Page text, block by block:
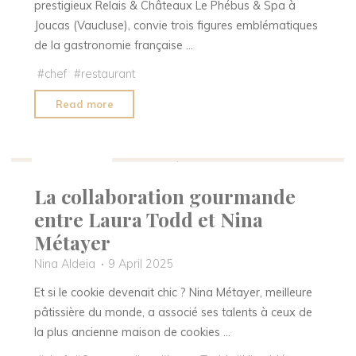
prestigieux Relais & Châteaux Le Phébus & Spa à
Joucas (Vaucluse), convie trois figures emblématiques
de la gastronomie française …
#chef #restaurant
Read more
Dîner
en
La collaboration gourmande
entre Laura Todd et Nina
Métayer
Nina Aldeia
9 April 2025
Et si le cookie devenait chic ? Nina Métayer, meilleure
pâtissière du monde, a associé ses talents à ceux de
la plus ancienne maison de cookies …